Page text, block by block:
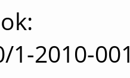
1-2010-